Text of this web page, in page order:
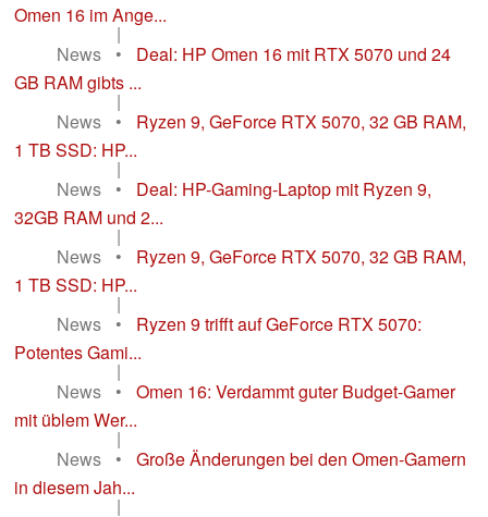
Omen 16 im Ange...
|
News
•
Deal: HP Omen 16 mit RTX 5070 und 24
GB RAM gibts ...
|
News
•
Ryzen 9, GeForce RTX 5070, 32 GB RAM,
1 TB SSD: HP...
|
News
•
Deal: HP-Gaming-Laptop mit Ryzen 9,
32GB RAM und 2...
|
News
•
Ryzen 9, GeForce RTX 5070, 32 GB RAM,
1 TB SSD: HP...
|
News
•
Ryzen 9 trifft auf GeForce RTX 5070:
Potentes Gami...
|
News
•
Omen 16: Verdammt guter Budget-Gamer
mit üblem Wer...
|
News
•
Große Änderungen bei den Omen-Gamern
in diesem Jah...
|